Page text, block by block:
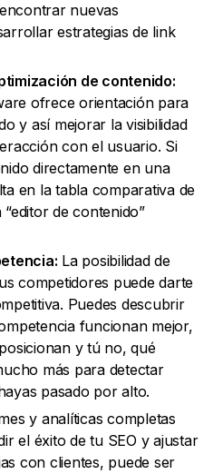
nuevas
estrategias de link
de contenido:
ofrece orientación para
y así mejorar la visibilidad
con el usuario. Si
directamente en una
en la tabla comparativa de
de contenido”
La posibilidad de
competidores puede darte
Puedes descubrir
funcionan mejor,
y tú no, qué
más para detectar
pasado por alto.
y analíticas completas
el éxito de tu SEO y ajustar
con clientes, puede ser